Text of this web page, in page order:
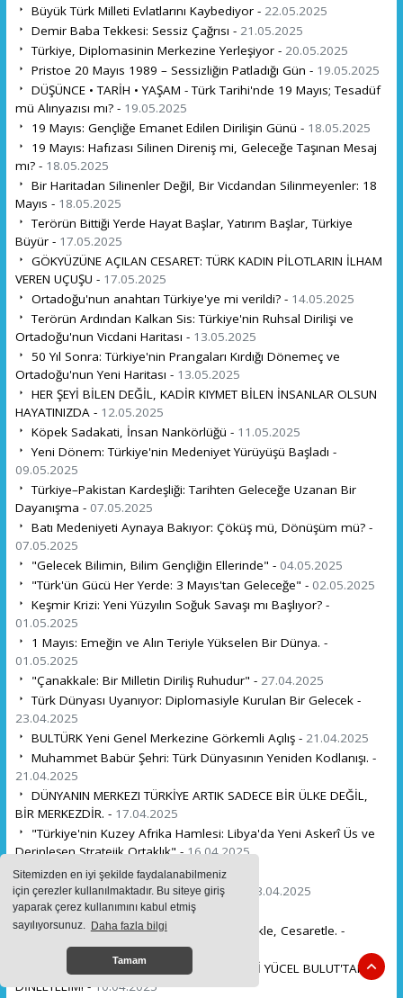
Sitemizden en iyi şekilde faydalanabilmeniz
için çerezler kullanılmaktadır. Bu siteye giriş
yaparak çerez kullanımını kabul etmiş
sayılıyorsunuz. Daha fazla bilgi
Tamam
Büyük Türk Milleti Evlatlarını Kaybediyor - 22.05.2025
Demir Baba Tekkesi: Sessiz Çağrısı - 21.05.2025
Türkiye, Diplomasinin Merkezine Yerleşiyor - 20.05.2025
Pristoe 20 Mayıs 1989 – Sessizliğin Patladığı Gün - 19.05.2025
DÜŞÜNCE • TARİH • YAŞAM - Türk Tarihi'nde 19 Mayıs; Tesadüf
mü Alınyazısı mı? - 19.05.2025
19 Mayıs: Gençliğe Emanet Edilen Dirilişin Günü - 18.05.2025
19 Mayıs: Hafızası Silinen Direniş mi, Geleceğe Taşınan Mesaj
mı? - 18.05.2025
Bir Haritadan Silinenler Değil, Bir Vicdandan Silinmeyenler: 18
Mayıs - 18.05.2025
Terörün Bittiği Yerde Hayat Başlar, Yatırım Başlar, Türkiye
Büyür - 17.05.2025
GÖKYÜZÜNE AÇILAN CESARET: TÜRK KADIN PİLOTLARIN İLHAM
VEREN UÇUŞU - 17.05.2025
Ortadoğu'nun anahtarı Türkiye'ye mi verildi? - 14.05.2025
Terörün Ardından Kalkan Sis: Türkiye'nin Ruhsal Dirilişi ve
Ortadoğu'nun Vicdani Haritası - 13.05.2025
50 Yıl Sonra: Türkiye'nin Prangaları Kırdığı Dönemeç ve
Ortadoğu'nun Yeni Haritası - 13.05.2025
HER ŞEYİ BİLEN DEĞİL, KADİR KIYMET BİLEN İNSANLAR OLSUN
HAYATINIZDA - 12.05.2025
Köpek Sadakati, İnsan Nankörlüğü - 11.05.2025
Yeni Dönem: Türkiye'nin Medeniyet Yürüyüşü Başladı -
09.05.2025
Türkiye–Pakistan Kardeşliği: Tarihten Geleceğe Uzanan Bir
Dayanışma - 07.05.2025
Batı Medeniyeti Aynaya Bakıyor: Çöküş mü, Dönüşüm mü? -
07.05.2025
"Gelecek Bilimin, Bilim Gençliğin Ellerinde" - 04.05.2025
"Türk'ün Gücü Her Yerde: 3 Mayıs'tan Geleceğe" - 02.05.2025
Keşmir Krizi: Yeni Yüzyılın Soğuk Savaşı mı Başlıyor? -
01.05.2025
1 Mayıs: Emeğin ve Alın Teriyle Yükselen Bir Dünya. -
01.05.2025
"Çanakkale: Bir Milletin Diriliş Ruhudur" - 27.04.2025
Türk Dünyası Uyanıyor: Diplomasiyle Kurulan Bir Gelecek -
23.04.2025
BULTÜRK Yeni Genel Merkezine Görkemli Açılış - 21.04.2025
Muhammet Babür Şehri: Türk Dünyasının Yeniden Kodlanışı. -
21.04.2025
DÜNYANIN MERKEZI TÜRKİYE ARTIK SADECE BİR ÜLKE DEĞİL,
BİR MERKEZDİR. - 17.04.2025
"Türkiye'nin Kuzey Afrika Hamlesi: Libya'da Yeni Askerî Üs ve
Derinleşen Stratejik Ortaklık" -16.04.2025
BAŞLIKSIZ DEVLET OLMAZ. -16.04.2025
"Edpot: Sessiz Devrimin Adı Türkiye" -
13.04.2025
Mutlu pazarlar dostlar, - 12.04.2025
Siyasetçilere Sesleniş: Yürekle, Dürüstlükle, Cesaretle. -
11.04.2025
KADİR MISIROĞLU'NU, MHP MİLLETVEKİLİ YÜCEL BULUT'TAN
DİNLEYELİM! -10.04.2025